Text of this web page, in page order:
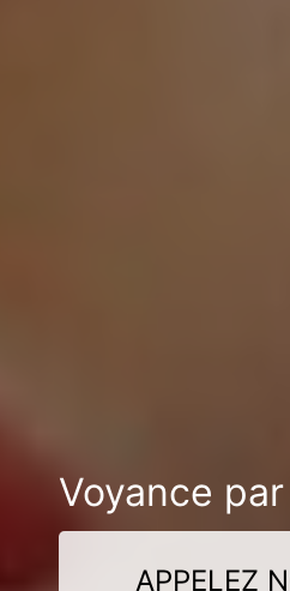
Voyance
APPELEZ